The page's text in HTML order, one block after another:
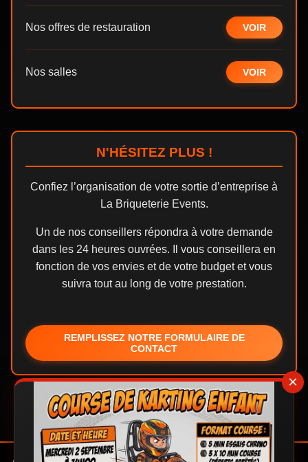
Nos offres de restauration VOIR
Nos salles VOIR
N'HÉSITEZ PLUS !
Confiez l’organisation de votre sortie d’entreprise à
La Briqueterie Events.
Un de nos conseillers répondra à votre demande
dans les 24 heures ouvrées. Il vous conseillera en
fonction de vos envies et de votre budget et vous
suivra tout au long de votre prestation.
REMPLISSEZ NOTRE FORMULAIRE DE
CONTACT
×